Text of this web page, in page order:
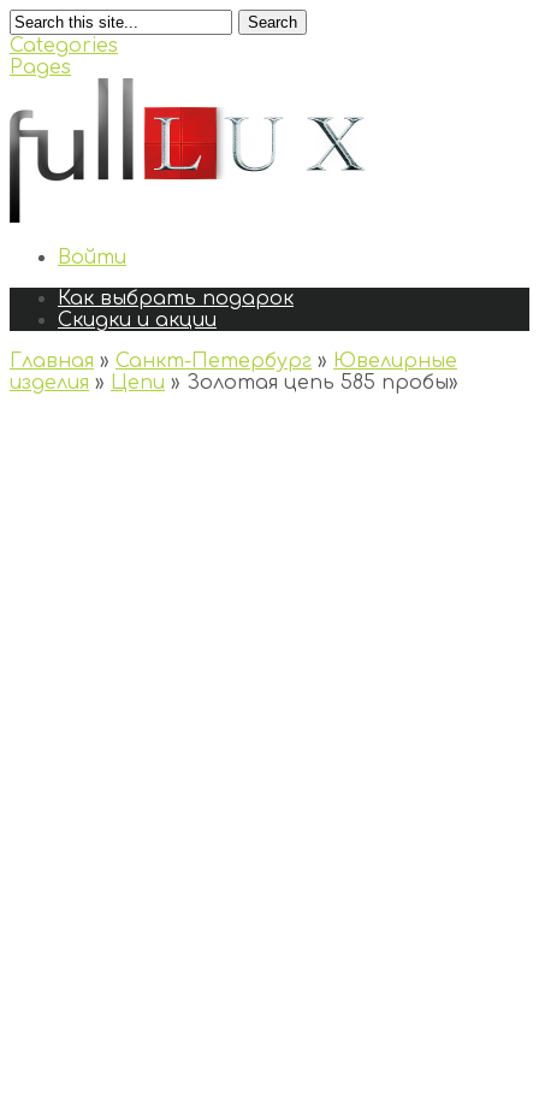
Search
Categories
Pages
Войти
Как выбрать подарок
Скидки и акции
Главная » Санкт-Петербург » Ювелирные
изделия » Цепи » Золотая цепь 585 пробы»